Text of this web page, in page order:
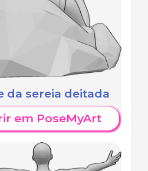
da sereia deitada
em PoseMyArt